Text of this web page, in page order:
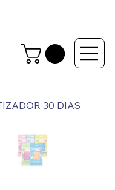
30 DIAS